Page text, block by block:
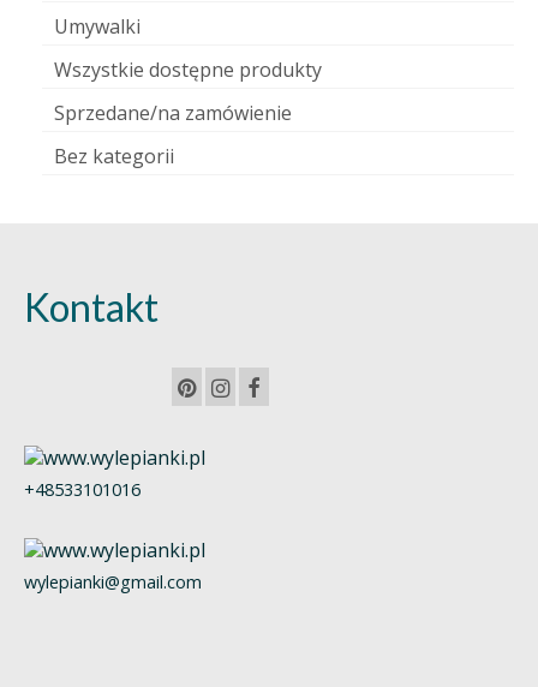
Umywalki
Wszystkie dostępne produkty
Sprzedane/na zamówienie
Bez kategorii
Kontakt
+48533101016
wylepianki@gmail.com